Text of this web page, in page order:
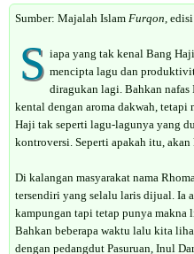
Sumber: Majalah Islam Furqon,
S iapa yang tak kenal Bang Haji
mencipta lagu dan
diragukan lagi. Bahkan
kental dengan aroma dakwah, tetapi
Haji tak seperti lagu-lagunya yang
kontroversi. Seperti apakah itu,
Di kalangan masyarakat nama
tersendiri yang selalu laris dijual. Ia
kampungan tapi tetap punya makna
Bahkan beberapa waktu lalu kita
dengan pedangdut Pasuruan, Inul